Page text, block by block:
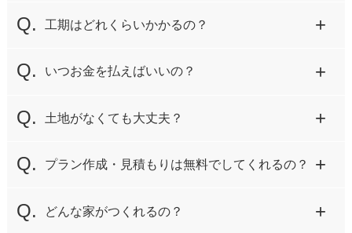
工期はどれくらいかかるの？
いつお金を払えばいいの？
土地がなくても大丈夫？
プラン作成・見積もりは無料でしてくれるの？
どんな家がつくれるの？